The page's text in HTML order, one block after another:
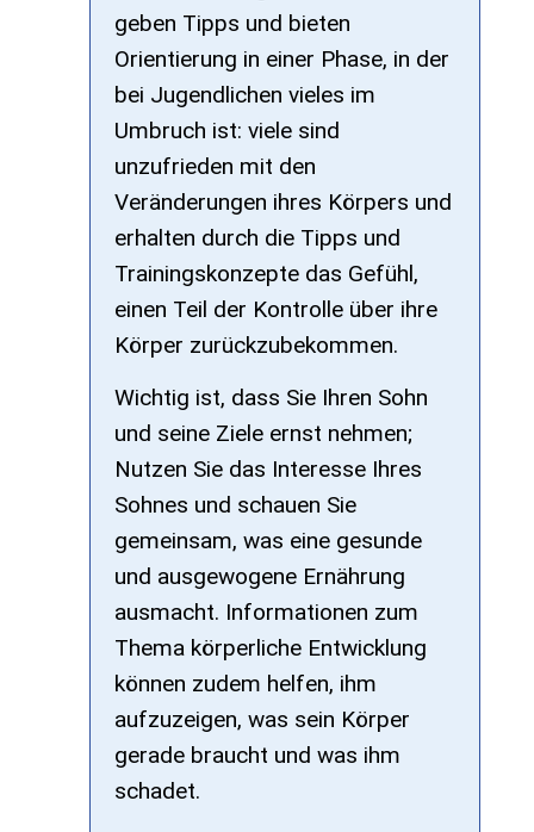
geben Tipps und bieten
Orientierung in einer Phase, in der
bei Jugendlichen vieles im
Umbruch ist: viele sind
unzufrieden mit den
Veränderungen ihres Körpers und
erhalten durch die Tipps und
Trainingskonzepte das Gefühl,
einen Teil der Kontrolle über ihre
Körper zurückzubekommen.
Wichtig ist, dass Sie Ihren Sohn
und seine Ziele ernst nehmen;
Nutzen Sie das Interesse Ihres
Sohnes und schauen Sie
gemeinsam, was eine gesunde
und ausgewogene Ernährung
ausmacht. Informationen zum
Thema körperliche Entwicklung
können zudem helfen, ihm
aufzuzeigen, was sein Körper
gerade braucht und was ihm
schadet.